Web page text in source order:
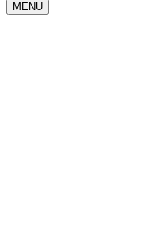
MENU